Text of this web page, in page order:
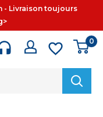
- Livraison toujours
0